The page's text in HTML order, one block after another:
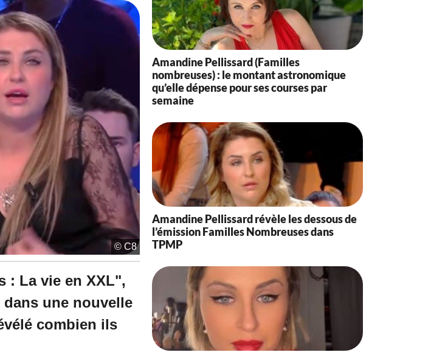
© C8
: La vie en XXL",
une nouvelle
combien ils
Amandine Pellissard (Familles
nombreuses) : le montant astronomique
qu’elle dépense pour ses courses par
semaine
Amandine Pellissard révèle les dessous de
l’émission Familles Nombreuses dans
TPMP